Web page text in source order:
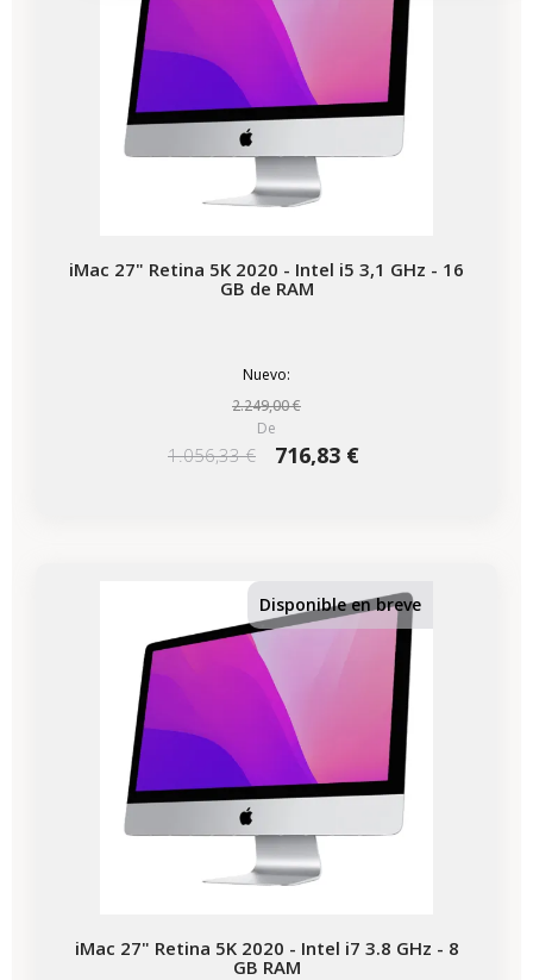
iMac 27" Retina 5K 2020 - Intel i5 3,1 GHz - 16
GB de RAM
Nuevo:
2.249,00 €
De
1.056,33 € 716,83 €
Disponible en breve
iMac 27" Retina 5K 2020 - Intel i7 3.8 GHz - 8
GB RAM